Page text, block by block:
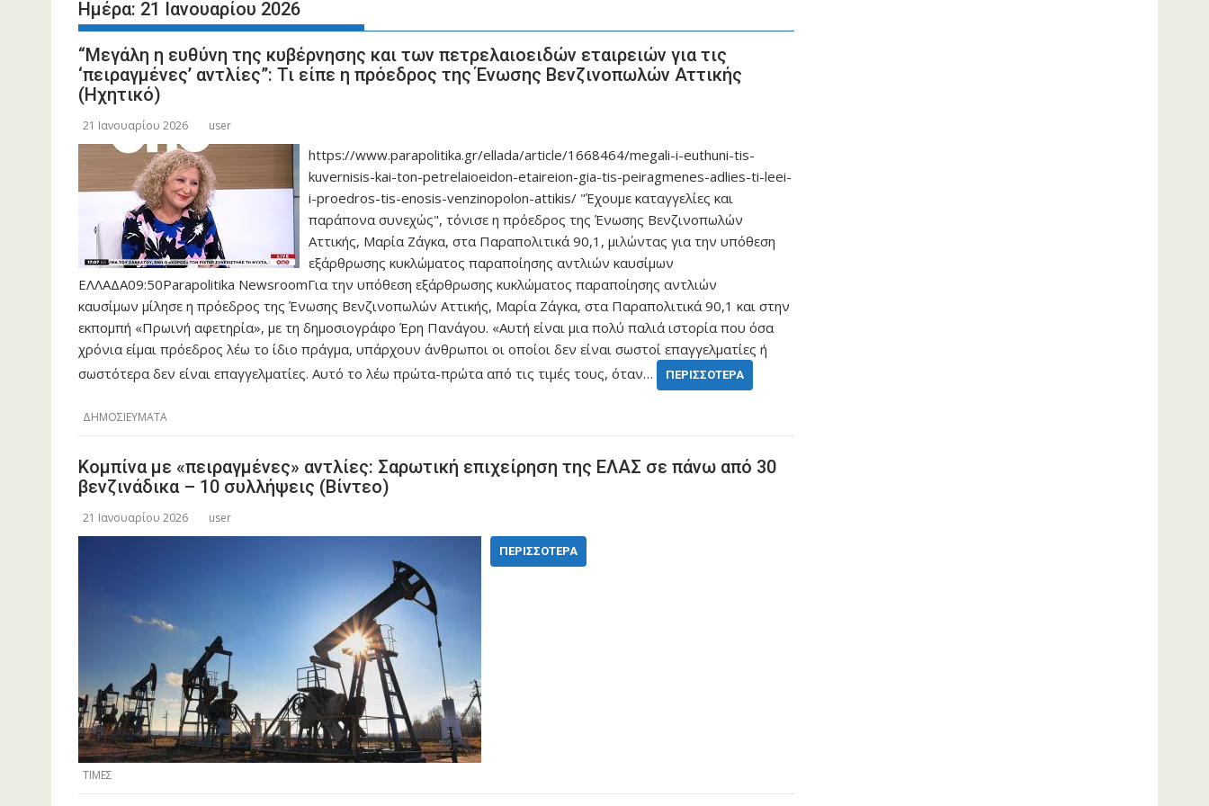
Ημέρα: 21 Ιανουαρίου 2026
“Μεγάλη η ευθύνη της κυβέρνησης και των πετρελαιοειδών εταιρειών για τις
‘πειραγμένες’ αντλίες”: Τι είπε η πρόεδρος της Ένωσης Βενζινοπωλών Αττικής
(Ηχητικό)
21 Ιανουαρίου 2026 user
https://www.parapolitika.gr/ellada/article/1668464/megali-i-euthuni-tis-
kuvernisis-kai-ton-petrelaioeidon-etaireion-gia-tis-peiragmenes-adlies-ti-leei-
i-proedros-tis-enosis-venzinopolon-attikis/ "Έχουμε καταγγελίες και
παράπονα συνεχώς", τόνισε η πρόεδρος της Ένωσης Βενζινοπωλών
Αττικής, Μαρία Ζάγκα, στα Παραπολιτικά 90,1, μιλώντας για την υπόθεση
εξάρθρωσης κυκλώματος παραποίησης αντλιών καυσίμων
ΕΛΛΑΔΑ09:50Parapolitika NewsroomΓια την υπόθεση εξάρθρωσης κυκλώματος παραποίησης αντλιών
καυσίμων μίλησε η πρόεδρος της Ένωσης Βενζινοπωλών Αττικής, Μαρία Ζάγκα, στα Παραπολιτικά 90,1 και στην
εκπομπή «Πρωινή αφετηρία», με τη δημοσιογράφο Έρη Πανάγου. «Αυτή είναι μια πολύ παλιά ιστορία που όσα
χρόνια είμαι πρόεδρος λέω το ίδιο πράγμα, υπάρχουν άνθρωποι οι οποίοι δεν είναι σωστοί επαγγελματίες ή
σωστότερα δεν είναι επαγγελματίες. Αυτό το λέω πρώτα-πρώτα από τις τιμές τους, όταν…
ΠΕΡΙΣΣΌΤΕΡΑ
ΔΗΜΟΣΙΕΥΜΑΤΑ
Κομπίνα με «πειραγμένες» αντλίες: Σαρωτική επιχείρηση της ΕΛΑΣ σε πάνω από 30
βενζινάδικα – 10 συλλήψεις (Βίντεο)
21 Ιανουαρίου 2026 user
ΠΕΡΙΣΣΌΤΕΡΑ
ΤΙΜΕΣ